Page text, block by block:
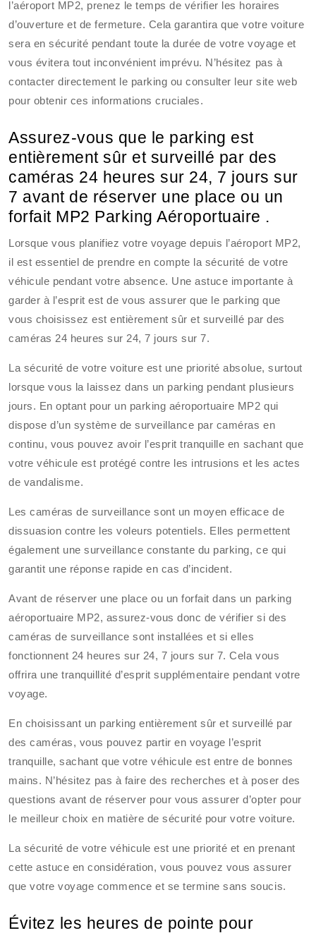
l’aéroport MP2, prenez le temps de vérifier les horaires
d’ouverture et de fermeture. Cela garantira que votre voiture
sera en sécurité pendant toute la durée de votre voyage et
vous évitera tout inconvénient imprévu. N’hésitez pas à
contacter directement le parking ou consulter leur site web
pour obtenir ces informations cruciales.
Assurez-vous que le parking est
entièrement sûr et surveillé par des
caméras 24 heures sur 24, 7 jours sur
7 avant de réserver une place ou un
forfait MP2 Parking Aéroportuaire .
Lorsque vous planifiez votre voyage depuis l’aéroport MP2,
il est essentiel de prendre en compte la sécurité de votre
véhicule pendant votre absence. Une astuce importante à
garder à l’esprit est de vous assurer que le parking que
vous choisissez est entièrement sûr et surveillé par des
caméras 24 heures sur 24, 7 jours sur 7.
La sécurité de votre voiture est une priorité absolue, surtout
lorsque vous la laissez dans un parking pendant plusieurs
jours. En optant pour un parking aéroportuaire MP2 qui
dispose d’un système de surveillance par caméras en
continu, vous pouvez avoir l’esprit tranquille en sachant que
votre véhicule est protégé contre les intrusions et les actes
de vandalisme.
Les caméras de surveillance sont un moyen efficace de
dissuasion contre les voleurs potentiels. Elles permettent
également une surveillance constante du parking, ce qui
garantit une réponse rapide en cas d’incident.
Avant de réserver une place ou un forfait dans un parking
aéroportuaire MP2, assurez-vous donc de vérifier si des
caméras de surveillance sont installées et si elles
fonctionnent 24 heures sur 24, 7 jours sur 7. Cela vous
offrira une tranquillité d’esprit supplémentaire pendant votre
voyage.
En choisissant un parking entièrement sûr et surveillé par
des caméras, vous pouvez partir en voyage l’esprit
tranquille, sachant que votre véhicule est entre de bonnes
mains. N’hésitez pas à faire des recherches et à poser des
questions avant de réserver pour vous assurer d’opter pour
le meilleur choix en matière de sécurité pour votre voiture.
La sécurité de votre véhicule est une priorité et en prenant
cette astuce en considération, vous pouvez vous assurer
que votre voyage commence et se termine sans soucis.
Évitez les heures de pointe pour